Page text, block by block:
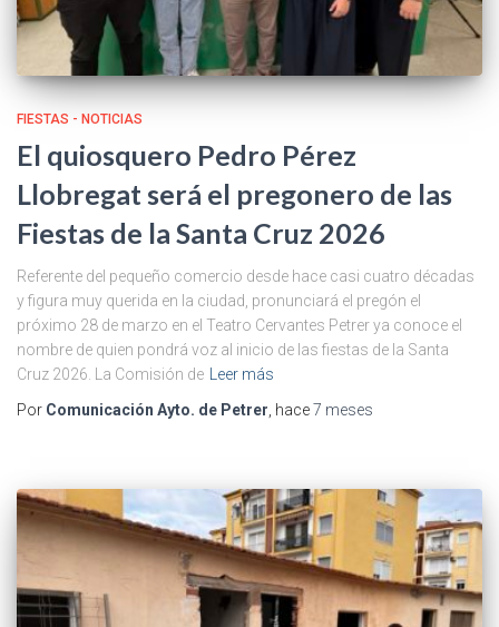
FIESTAS - NOTICIAS
El quiosquero Pedro Pérez
Llobregat será el pregonero de las
Fiestas de la Santa Cruz 2026
Referente del pequeño comercio desde hace casi cuatro décadas
y figura muy querida en la ciudad, pronunciará el pregón el
próximo 28 de marzo en el Teatro Cervantes Petrer ya conoce el
nombre de quien pondrá voz al inicio de las fiestas de la Santa
Cruz 2026. La Comisión de
Leer más
Por Comunicación Ayto. de Petrer , hace7 meses